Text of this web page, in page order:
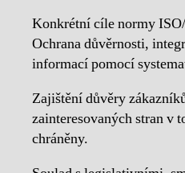
Konkrétní cíle normy
Ochrana důvěrnosti,
informací pomocí
Zajištění důvěry
zainteresovaných stran v
chráněny.